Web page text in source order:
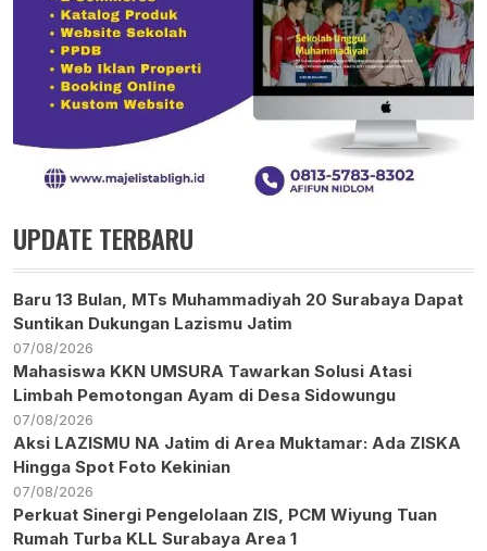
UPDATE TERBARU
Baru 13 Bulan, MTs Muhammadiyah 20 Surabaya Dapat
Suntikan Dukungan Lazismu Jatim
07/08/2026
Mahasiswa KKN UMSURA Tawarkan Solusi Atasi
Limbah Pemotongan Ayam di Desa Sidowungu
07/08/2026
Aksi LAZISMU NA Jatim di Area Muktamar: Ada ZISKA
Hingga Spot Foto Kekinian
07/08/2026
Perkuat Sinergi Pengelolaan ZIS, PCM Wiyung Tuan
Rumah Turba KLL Surabaya Area 1